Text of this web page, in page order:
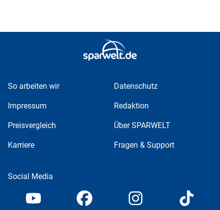
So arbeiten wir Datenschutz
Impressum Redaktion
Preisvergleich Über SPARWELT
Karriere Fragen & Support
Social Media